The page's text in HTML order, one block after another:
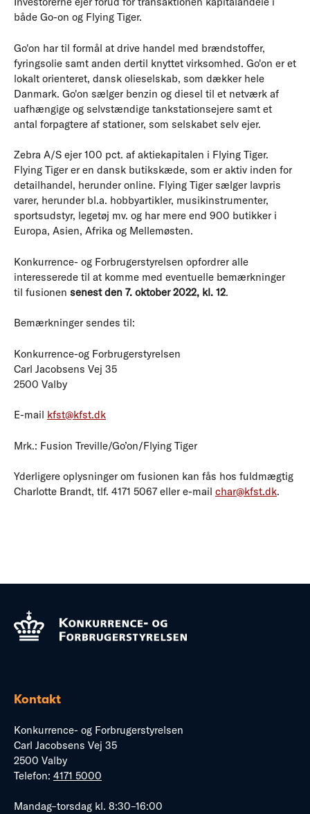
både Go-on og Flying Tiger.
Go'on har til formål at drive handel med brændstoffer,
fyringsolie samt anden dertil knyttet virksomhed. Go'on er et
lokalt orienteret, dansk olieselskab, som dækker hele
Danmark. Go'on sælger benzin og diesel til et netværk af
uafhængige og selvstændige tankstationsejere samt et
antal forpagtere af stationer, som selskabet selv ejer.
Zebra A/S ejer 100 pct. af aktiekapitalen i Flying Tiger.
Flying Tiger er en dansk butikskæde, som er aktiv inden for
detailhandel, herunder online. Flying Tiger sælger lavpris
varer, herunder bl.a. hobbyartikler, musikinstrumenter,
sportsudstyr, legetøj mv. og har mere end 900 butikker i
Europa, Asien, Afrika og Mellemøsten.
Konkurrence- og Forbrugerstyrelsen opfordrer alle
interesserede til at komme med eventuelle bemærkninger
til fusionen senest den 7. oktober 2022, kl. 12.
Bemærkninger sendes til:
Konkurrence-og Forbrugerstyrelsen
Carl Jacobsens Vej 35
2500 Valby
E-mail kfst@kfst.dk
Mrk.: Fusion Treville/Go’on/Flying Tiger
Yderligere oplysninger om fusionen kan fås hos fuldmægtig
Charlotte Brandt, tlf. 4171 5067 eller e-mail char@kfst.dk.
Kontakt
Konkurrence- og Forbrugerstyrelsen
Carl Jacobsens Vej 35
2500 Valby
Telefon: 4171 5000
Mandag–torsdag kl. 8:30–16:00